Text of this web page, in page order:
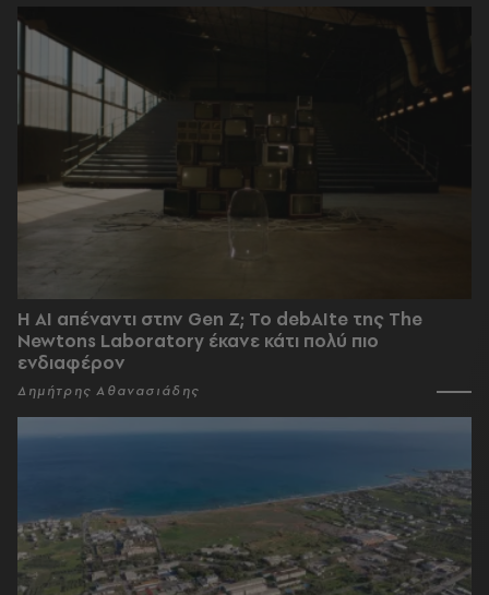
Η AI απέναντι στην Gen Z; Το debAIte της The
Newtons Laboratory έκανε κάτι πολύ πιο
ενδιαφέρον
Δημήτρης Αθανασιάδης